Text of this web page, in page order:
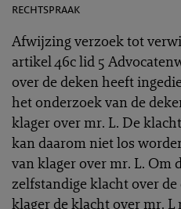
rechtspraak
Afwijzing verzoek tot
artikel 46c lid 5
over de deken heeft
het onderzoek van de
klager over mr. L. De
kan daarom niet los
van klager over mr. L. Om
zelfstandige klacht over de
klager de klacht over mr. L